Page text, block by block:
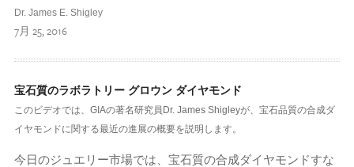
Dr. James E. Shigley
7月 25, 2016
宝石質のラボラトリー グロウン ダイヤモンド
このビデオでは、GIAの著名研究員Dr. James Shigleyが、宝石品質の合成ダ
イヤモンドに関する最近の進展の概要を説明します。
今日のジュエリー市場では、宝石質の合成ダイヤモンドすな